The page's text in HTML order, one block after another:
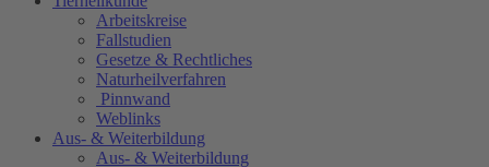
Arbeitskreise
Fallstudien
Gesetze & Rechtliches
Naturheilverfahren
Pinnwand
Weblinks
Aus- & Weiterbildung
Aus- & Weiterbildung